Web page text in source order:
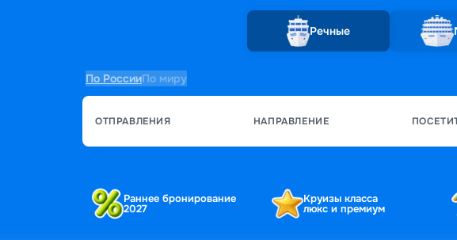
Речные
По РоссииПо миру
ОТПРАВЛЕНИЯ НАПРАВЛЕНИЕ
Раннее бронирование
2027
Круизы класса
люкс и премиум